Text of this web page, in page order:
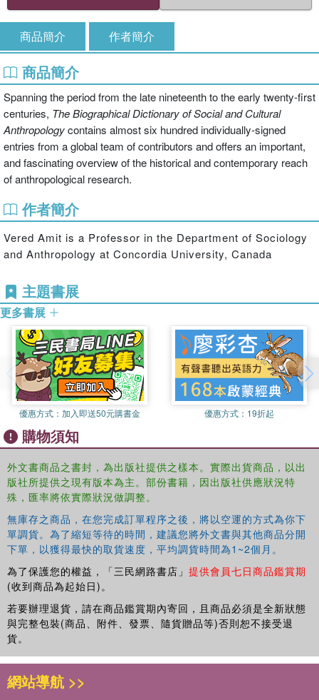
商品簡介 作者簡介
商品簡介
Spanning the period from the late nineteenth to the early twenty-first
centuries, The Biographical Dictionary of Social and Cultural
Anthropologycontains almost six hundred individually-signed
entries from a global team of contributors and offers an important,
and fascinating overview of the historical and contemporary reach
of anthropological research.
作者簡介
Vered Amit is a Professor in the Department of Sociology
and Anthropology at Concordia University, Canada
主題書展
更多書展
優惠方式： 加入即送50元購書金 優惠方式： 19折起
購物須知
外文書商品之書封，為出版社提供之樣本。實際出貨商品，以出
版社所提供之現有版本為主。部份書籍，因出版社供應狀況特
殊，匯率將依實際狀況做調整。
無庫存之商品，在您完成訂單程序之後，將以空運的方式為你下
單調貨。為了縮短等待的時間，建議您將外文書與其他商品分開
下單，以獲得最快的取貨速度，平均調貨時間為1~2個月。
為了保護您的權益，「三民網路書店」 提供會員七日商品鑑賞期
(收到商品為起始日)。
若要辦理退貨，請在商品鑑賞期內寄回，且商品必須是全新狀態
與完整包裝(商品、附件、發票、隨貨贈品等)否則恕不接受退
貨。
網站導航 >>